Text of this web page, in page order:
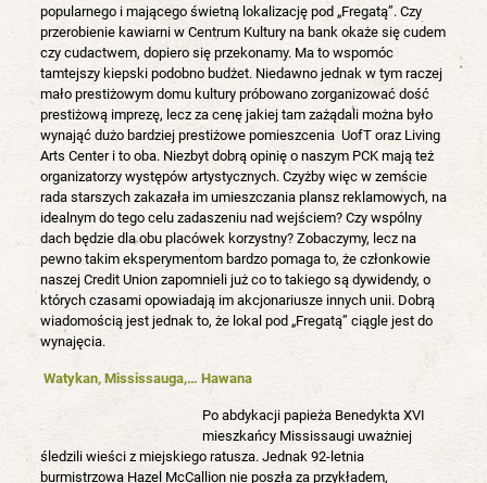
popularnego i mającego świetną lokalizację pod „Fregatą”. Czy
przerobienie kawiarni w Centrum Kultury na bank okaże się cudem
czy cudactwem, dopiero się przekonamy. Ma to wspomóc
tamtejszy kiepski podobno budżet. Niedawno jednak w tym raczej
mało prestiżowym domu kultury próbowano zorganizować dość
prestiżową imprezę, lecz za cenę jakiej tam zażądali można było
wynająć dużo bardziej prestiżowe pomieszcenia UofT oraz Living
Arts Center i to oba. Niezbyt dobrą opinię o naszym PCK mają też
organizatorzy występów artystycznych. Czyżby więc w zemście
rada starszych zakazała im umieszczania plansz reklamowych, na
idealnym do tego celu zadaszeniu nad wejściem? Czy wspólny
dach będzie dla obu placówek korzystny? Zobaczymy, lecz na
pewno takim eksperymentom bardzo pomaga to, że członkowie
naszej Credit Union zapomnieli już co to takiego są dywidendy, o
których czasami opowiadają im akcjonariusze innych unii. Dobrą
wiadomością jest jednak to, że lokal pod „Fregatą” ciągle jest do
wynajęcia.
Watykan, Mississauga,… Hawana
Po abdykacji papieża Benedykta XVI
mieszkańcy Mississaugi uważniej
śledzili wieści z miejskiego ratusza. Jednak 92-letnia
burmistrzowa Hazel McCallion nie poszła za przykładem,